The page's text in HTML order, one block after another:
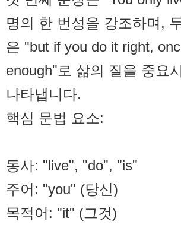
명의 한 번성을 강조하며,
은 "but if you do it right,
enough"로 삶의 질을 중요
나타냅니다.
핵심 문법 요소:
동사: "live", "do", "is"
주어: "you" (당신)
목적어: "it" (그것)